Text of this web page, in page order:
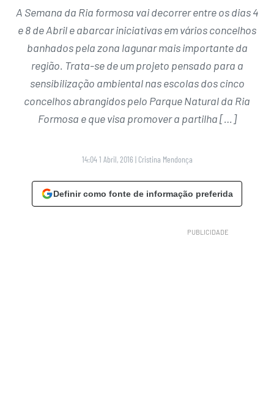
A Semana da Ria formosa vai decorrer entre os dias 4
e 8 de Abril e abarcar iniciativas em vários concelhos
banhados pela zona lagunar mais importante da
região. Trata-se de um projeto pensado para a
sensibilização ambiental nas escolas dos cinco
concelhos abrangidos pelo Parque Natural da Ria
Formosa e que visa promover a partilha […]
14:04 1 Abril, 2016 | Cristina Mendonça
Definir como fonte de informação preferida